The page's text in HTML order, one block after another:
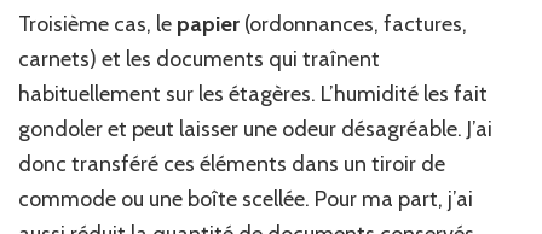
Troisième cas, le papier (ordonnances, factures,
carnets) et les documents qui traînent
habituellement sur les étagères. L’humidité les fait
gondoler et peut laisser une odeur désagréable. J’ai
donc transféré ces éléments dans un tiroir de
commode ou une boîte scellée. Pour ma part, j’ai